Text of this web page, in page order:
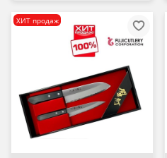
ХИТ продаж